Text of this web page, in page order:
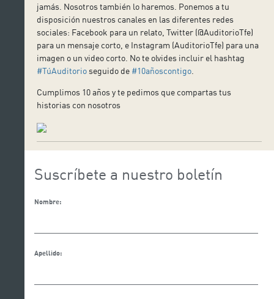
jamás. Nosotros también lo haremos. Ponemos a tu
disposición nuestros canales en las diferentes redes
sociales: Facebook para un relato, Twitter (@AuditorioTfe)
para un mensaje corto, e Instagram (AuditorioTfe) para una
imagen o un video corto. No te olvides incluir el hashtag
#TúAuditorioseguido de #10añoscontigo
Cumplimos 10 años y te pedimos que compartas tus
historias con nosotros
Suscríbete a nuestro boletín
Nombre:
Apellido: